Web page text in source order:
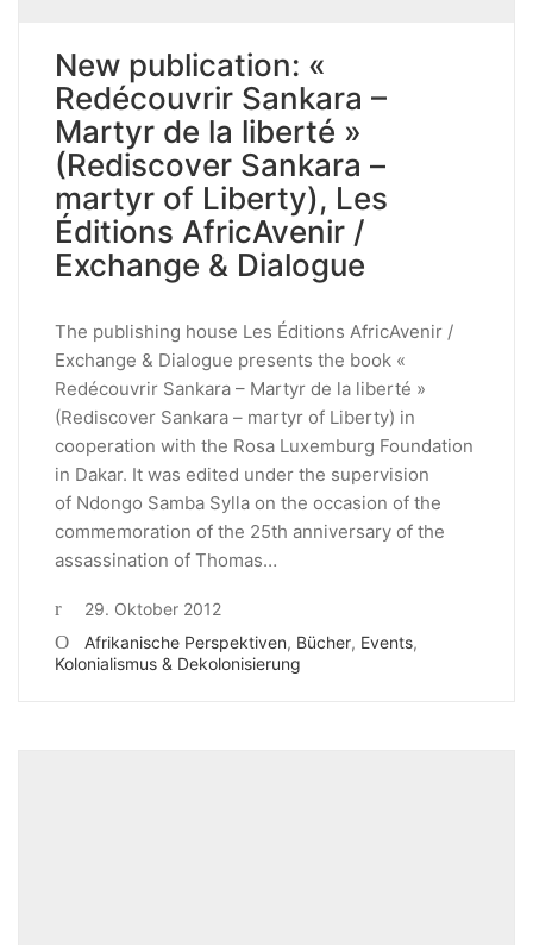
New publication: «
Redécouvrir Sankara –
Martyr de la liberté »
(Rediscover Sankara –
martyr of Liberty), Les
Éditions AfricAvenir /
Exchange & Dialogue
The publishing house Les Éditions AfricAvenir /
Exchange & Dialogue presents the book «
Redécouvrir Sankara – Martyr de la liberté »
(Rediscover Sankara – martyr of Liberty) in
cooperation with the Rosa Luxemburg Foundation
in Dakar. It was edited under the supervision
of Ndongo Samba Sylla on the occasion of the
commemoration of the 25th anniversary of the
assassination of Thomas…
29. Oktober 2012
Afrikanische Perspektiven, Bücher, Events,
Kolonialismus & Dekolonisierung